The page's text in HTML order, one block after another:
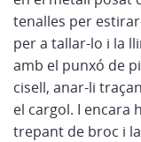
tenalles per
per a tallar-lo i la
amb el punxó de
cisell, anar-li
el cargol. I encara
trepant de broc i